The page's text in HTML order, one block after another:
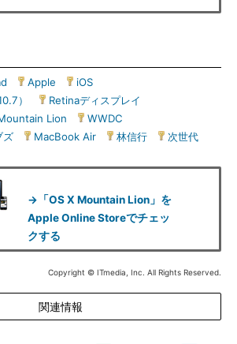
Apple iOS
）
Retinaディスプレイ
Lion WWDC
ズ
MacBook Air 林信行 次世代
→「OS X Mountain Lion」を
Apple Online Storeでチェッ
クする
Copyright © ITmedia, Inc. All Rights Reserved.
関連情報